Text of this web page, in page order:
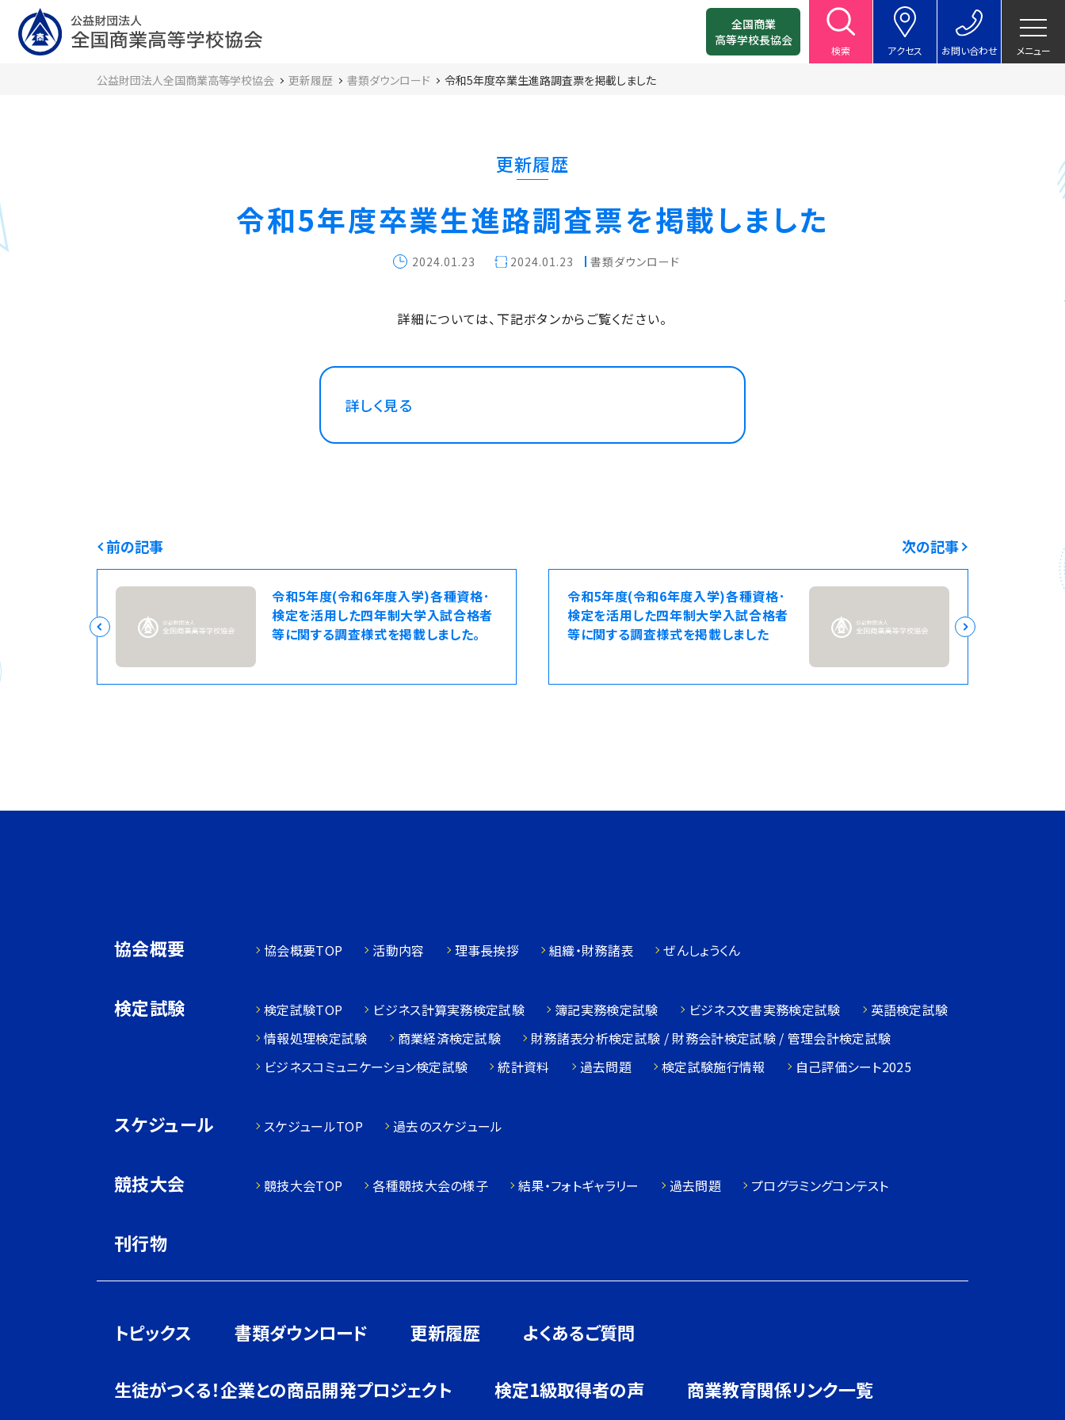
全国商業
高等学校長協会
検索 アクセス お問い合わせ メニュー
公益財団法人全国商業高等学校協会 更新履歴 書類ダウンロード 令和5年度卒業生進路調査票を掲載しました
更新履歴
令和5年度卒業生進路調査票を掲載しました
2024.01.23 2024.01.23 書類ダウンロード
詳細については、下記ボタンからご覧ください。
詳しく見る
前の記事
令和5年度(令和6年度入学)各種資格･
検定を活用した四年制大学入試合格者
等に関する調査様式を掲載しました。
次の記事
令和5年度(令和6年度入学)各種資格･
検定を活用した四年制大学入試合格者
等に関する調査様式を掲載しました
協会概要 協会概要TOP 活動内容 理事長挨拶 組織・財務諸表 ぜんしょうくん
検定試験 検定試験TOP ビジネス計算実務検定試験 簿記実務検定試験 ビジネス文書実務検定試験
英語検定試験
情報処理検定試験
商業経済検定試験
財務諸表分析検定試験 / 財務会計検定試験 / 管理会計検定試験
ビジネスコミュニケーション検定試験
統計資料 過去問題 検定試験施行情報 自己評価シート2025
スケジュール スケジュールTOP 過去のスケジュール
競技大会 競技大会TOP 各種競技大会の様子 結果・フォトギャラリー 過去問題 プログラミングコンテスト
刊行物
トピックス 書類ダウンロード 更新履歴 よくあるご質問
生徒がつくる！企業との商品開発プロジェクト 検定1級取得者の声 商業教育関係リンク一覧